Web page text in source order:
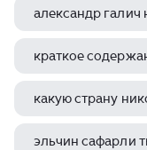
эльчин сафарли